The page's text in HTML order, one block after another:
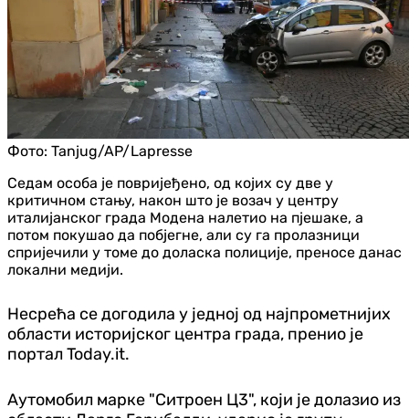
Фото: Tanjug/AP/Lapresse
Седам особа је повријеђено, од којих су две у
критичном стању, након што је возач у центру
италијанског града Модена налетио на пјешаке, а
потом покушао да побјегне, али су га пролазници
спријечили у томе до доласка полиције, преносе данас
локални медији.
Несрећа се догодила у једној од најпрометнијих
области историјског центра града, пренио је
портал Today.it.
Аутомобил марке "Ситроен Ц3", који је долазио из